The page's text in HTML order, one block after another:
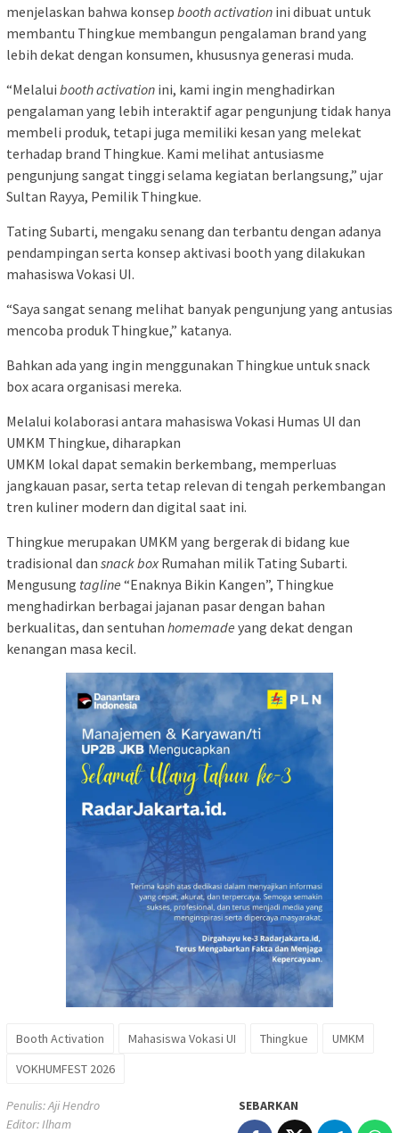
menjelaskan bahwa konsep booth activation ini dibuat untuk
membantu Thingkue membangun pengalaman brand yang
lebih dekat dengan konsumen, khususnya generasi muda.
“Melalui booth activation ini, kami ingin menghadirkan
pengalaman yang lebih interaktif agar pengunjung tidak hanya
membeli produk, tetapi juga memiliki kesan yang melekat
terhadap brand Thingkue. Kami melihat antusiasme
pengunjung sangat tinggi selama kegiatan berlangsung,” ujar
Sultan Rayya, Pemilik Thingkue.
Tating Subarti, mengaku senang dan terbantu dengan adanya
pendampingan serta konsep aktivasi booth yang dilakukan
mahasiswa Vokasi UI.
“Saya sangat senang melihat banyak pengunjung yang antusias
mencoba produk Thingkue,” katanya.
Bahkan ada yang ingin menggunakan Thingkue untuk snack
box acara organisasi mereka.
Melalui kolaborasi antara mahasiswa Vokasi Humas UI dan
UMKM Thingkue, diharapkan
UMKM lokal dapat semakin berkembang, memperluas
jangkauan pasar, serta tetap relevan di tengah perkembangan
tren kuliner modern dan digital saat ini.
Thingkue merupakan UMKM yang bergerak di bidang kue
tradisional dan snack boxRumahan milik Tating Subarti.
Mengusung tagline “Enaknya Bikin Kangen”, Thingkue
menghadirkan berbagai jajanan pasar dengan bahan
berkualitas, dan sentuhan homemade yang dekat dengan
kenangan masa kecil.
Booth Activation Mahasiswa Vokasi UI Thingkue
UMKM
VOKHUMFEST 2026
Penulis: Aji Hendro
Editor: Ilham
SEBARKAN